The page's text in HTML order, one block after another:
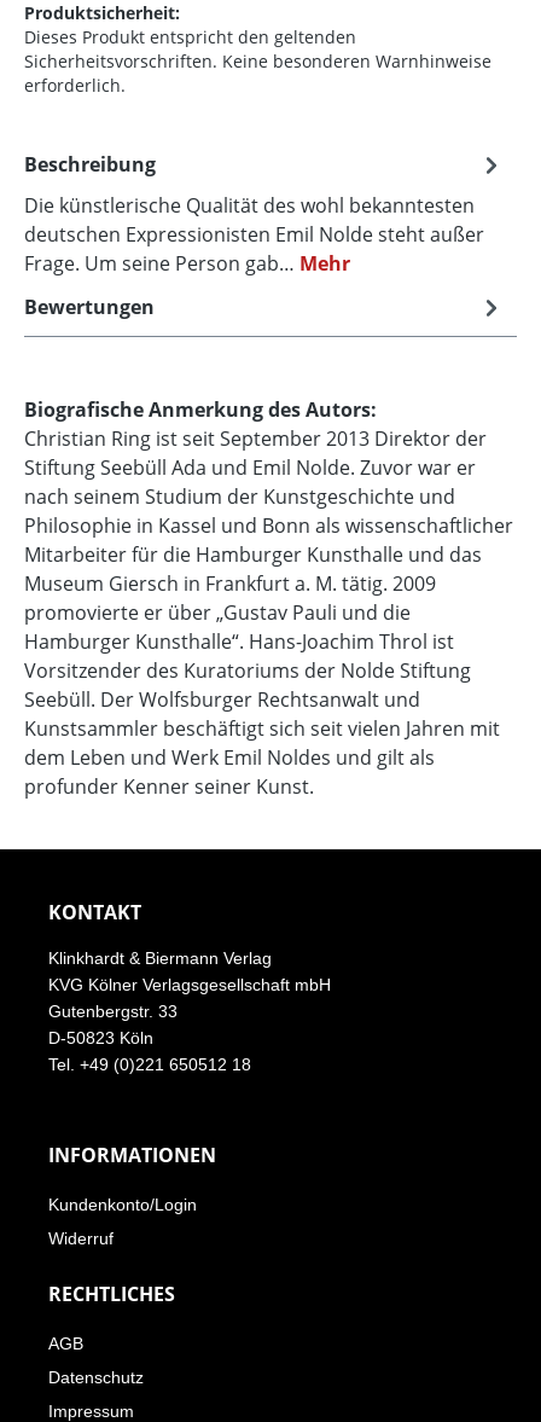
Produktsicherheit:
Dieses Produkt entspricht den geltenden
Sicherheitsvorschriften. Keine besonderen Warnhinweise
erforderlich.
Beschreibung
Die künstlerische Qualität des wohl bekanntesten
deutschen Expressionisten Emil Nolde steht außer
Frage. Um seine Person gab… Mehr
Bewertungen
Biografische Anmerkung des Autors:
Christian Ring ist seit September 2013 Direktor der
Stiftung Seebüll Ada und Emil Nolde. Zuvor war er
nach seinem Studium der Kunstgeschichte und
Philosophie in Kassel und Bonn als wissenschaftlicher
Mitarbeiter für die Hamburger Kunsthalle und das
Museum Giersch in Frankfurt a. M. tätig. 2009
promovierte er über „Gustav Pauli und die
Hamburger Kunsthalle“. Hans-Joachim Throl ist
Vorsitzender des Kuratoriums der Nolde Stiftung
Seebüll. Der Wolfsburger Rechtsanwalt und
Kunstsammler beschäftigt sich seit vielen Jahren mit
dem Leben und Werk Emil Noldes und gilt als
profunder Kenner seiner Kunst.
KONTAKT
Klinkhardt & Biermann Verlag
KVG Kölner Verlagsgesellschaft mbH
Gutenbergstr. 33
D-50823 Köln
Tel. +49 (0)221 650512 18
INFORMATIONEN
Kundenkonto/Login
Widerruf
RECHTLICHES
AGB
Datenschutz
Impressum